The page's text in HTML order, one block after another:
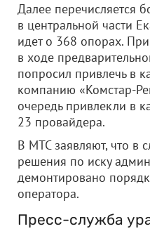
Далее перечисляется
в центральной части
идет о 368 опорах.
в ходе
попросил привлечь в
компанию «Комстар-
очередь привлекли в
23 провайдера.
В МТС заявляют, что в
решения по иску
демонтировано
оператора.
Пресс-служба